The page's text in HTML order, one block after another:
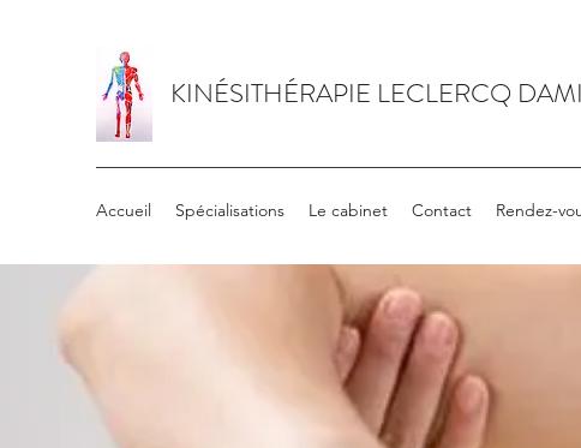
KINÉSITHÉRAPIE LECLERCQ
Accueil Spécialisations Le cabinet Contact Rendez-